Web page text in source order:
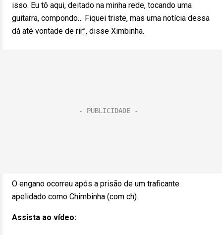
isso. Eu tô aqui, deitado na minha rede, tocando uma
guitarra, compondo… Fiquei triste, mas uma notícia dessa
dá até vontade de rir”, disse Ximbinha.
O engano ocorreu após a prisão de um traficante
apelidado como Chimbinha (com ch).
Assista ao vídeo: